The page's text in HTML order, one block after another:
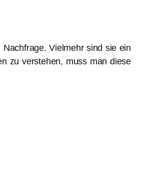
Vielmehr sind sie ein
zu verstehen, muss man diese